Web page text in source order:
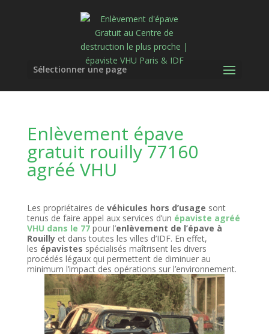
Sélectionner une page
Enlèvement épave
gratuit rouilly 77160
agréé VHU
Les propriétaires de véhicules hors d’usage sont
tenus de faire appel aux services d’un épaviste agréé
VHU dans le 77pour l’enlèvement de l’épave à
Rouillyet dans toutes les villes d’IDF. En effet,
les épavistes spécialisés maîtrisent les divers
procédés légaux qui permettent de diminuer au
minimum l’impact des opérations sur l’environnement.